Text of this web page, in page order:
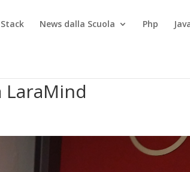
News dalla Scuola Php